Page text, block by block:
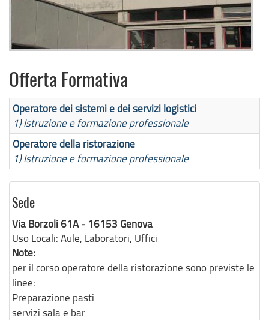
Offerta Formativa
Operatore dei sistemi e dei servizi logistici
1) Istruzione e formazione professionale
Operatore della ristorazione
1) Istruzione e formazione professionale
Sede
Via Borzoli 61A - 16153 Genova
Uso Locali: Aule, Laboratori, Uffici
Note:
per il corso operatore della ristorazione sono previste le
linee:
Preparazione pasti
servizi sala e bar